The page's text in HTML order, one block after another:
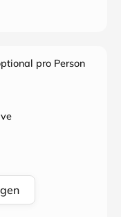
pro Person